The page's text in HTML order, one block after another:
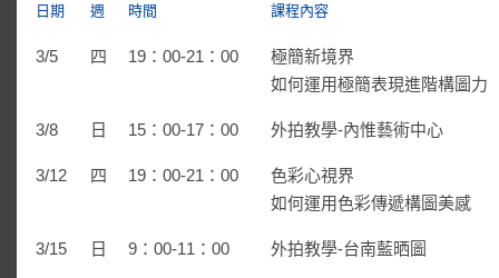
日期 週 時間 課程內容
3/5 四 19：00-21：00
極簡新境界
如何運用極簡表現進階構圖力
3/8 日 15：00-17：00 外拍教學-內惟藝術中心
3/12 四 19：00-21：00
色彩心視界
如何運用色彩傳遞構圖美感
3/15 日 9：00-11：00 外拍教學-台南藍晒圖